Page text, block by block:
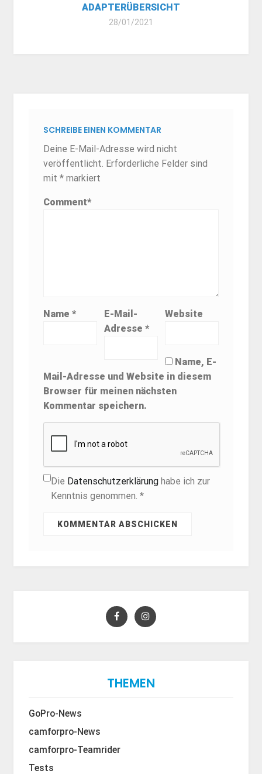
ADAPTERÜBERSICHT
28/01/2021
SCHREIBE EINEN KOMMENTAR
Deine E-Mail-Adresse wird nicht
veröffentlicht. Erforderliche Felder sind
mit* markiert
Comment*
Name*
E-Mail-
Adresse *
Website
Name, E-
Mail-Adresse und Website in diesem
Browser für meinen nächsten
Kommentar speichern.
Die Datenschutzerklärunghabe ich zur
Kenntnis genommen. *
THEMEN
GoPro-News
camforpro-News
camforpro-Teamrider
Tests